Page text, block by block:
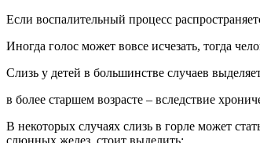
Если воспалительный процесс
Иногда голос может вовсе исчезать, тогда
Слизь у детей в большинстве случаев
в более старшем возрасте – вследствие
В некоторых случаях слизь в горле может
слюнных желез, стоит выделить: